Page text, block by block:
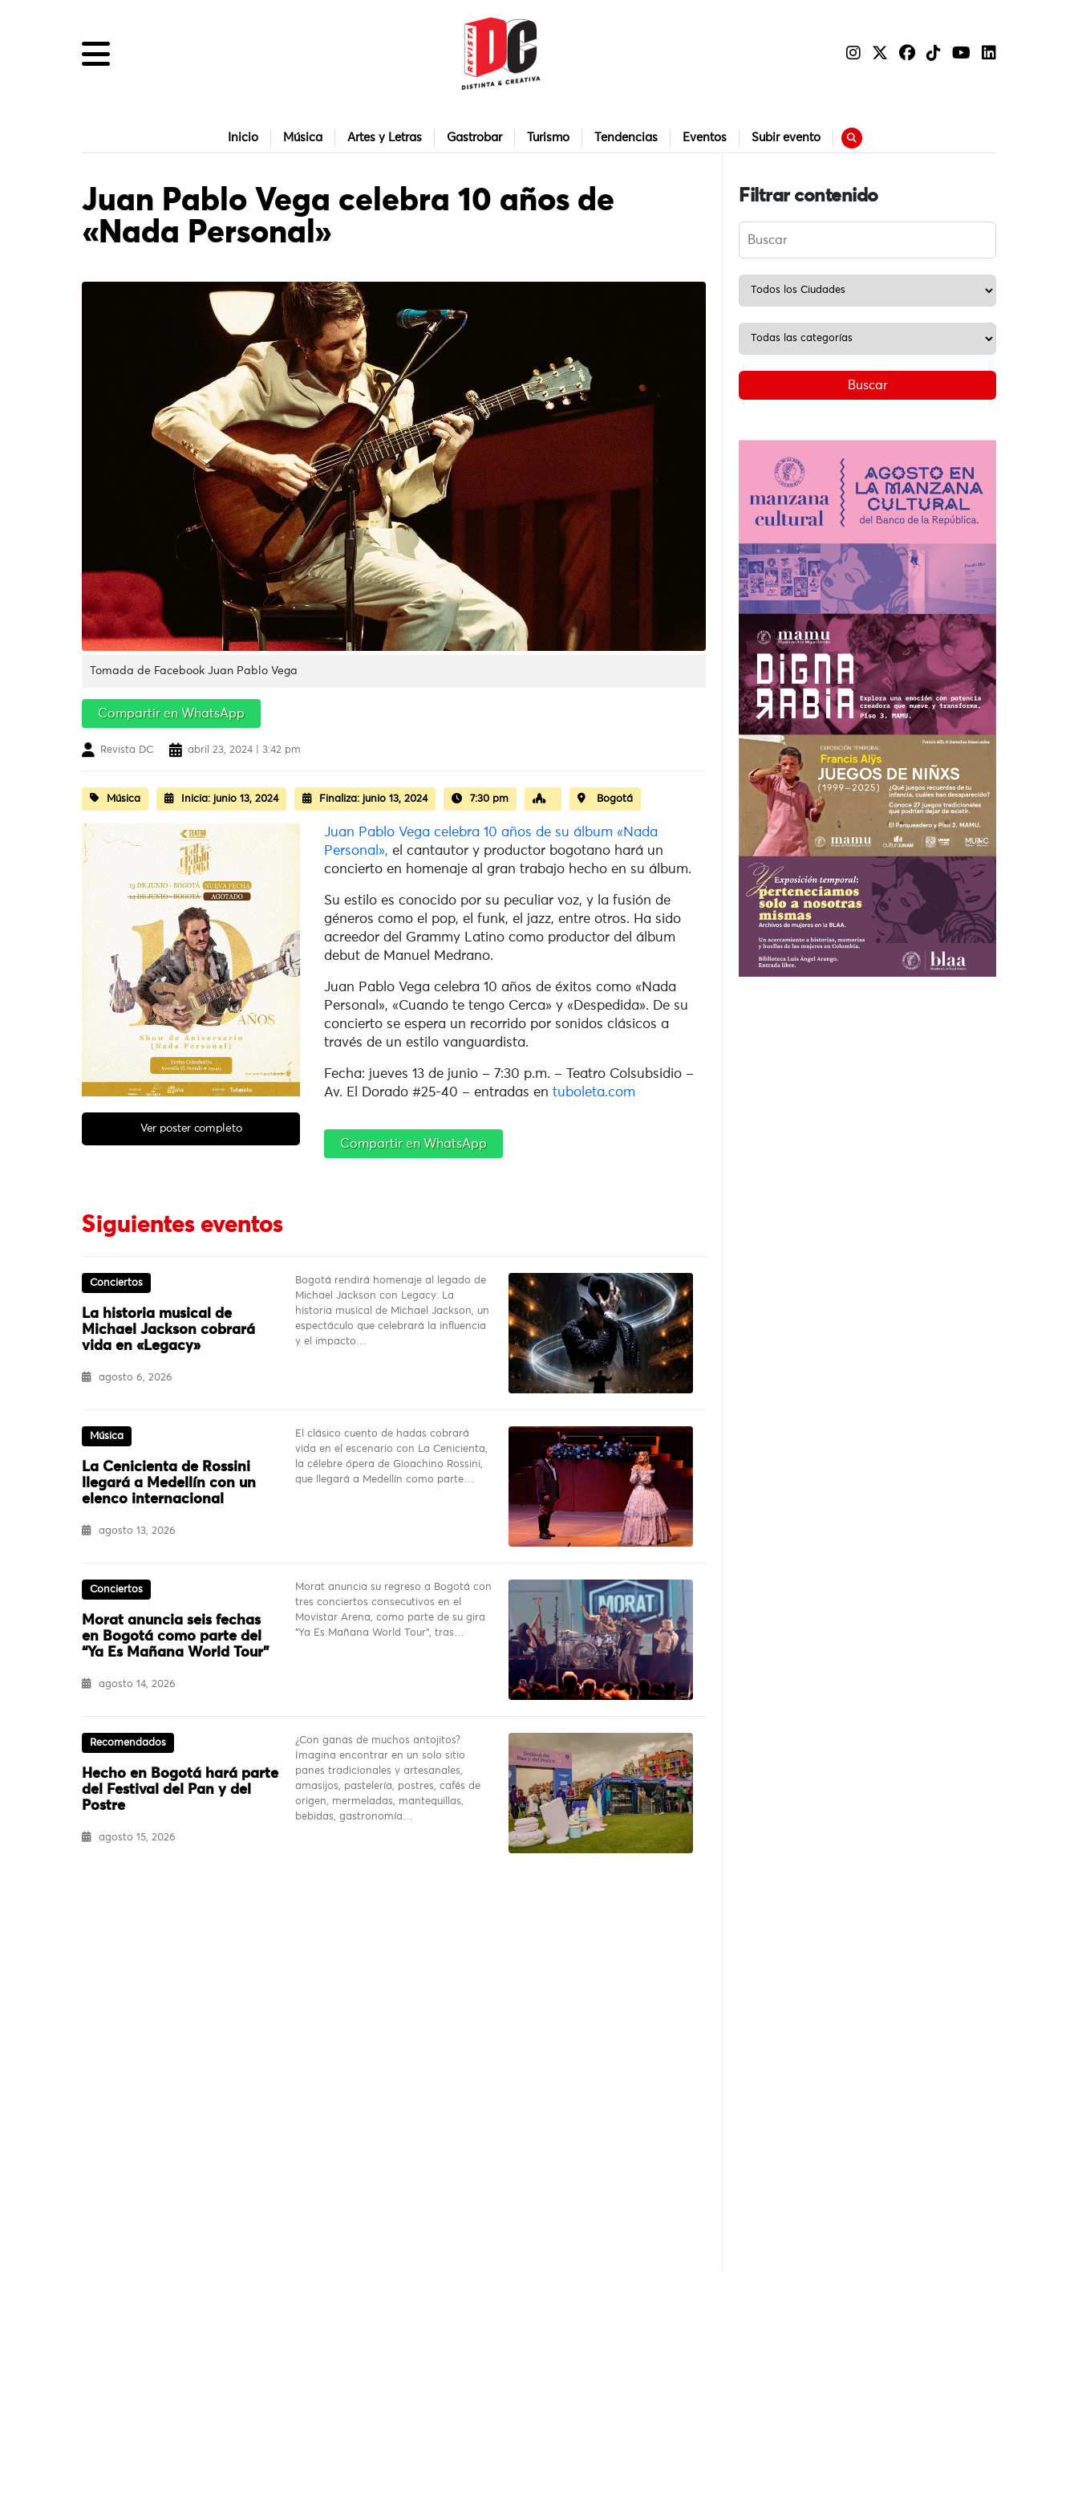
Inicio Música Artes y Letras Gastrobar Turismo Tendencias Eventos Subir evento
Juan Pablo Vega celebra 10 años de
«Nada Personal»
Tomada de Facebook Juan Pablo Vega
Compartir en WhatsApp
Revista DC abril 23, 2024 | 3:42 pm
Música Inicia: junio 13, 2024 Finaliza: junio 13, 2024 7:30 pm Bogotá
Ver poster completo
Juan Pablo Vega celebra 10 años de su álbum «Nada
Personal», el cantautor y productor bogotano hará un
concierto en homenaje al gran trabajo hecho en su álbum.
Su estilo es conocido por su peculiar voz, y la fusión de
géneros como el pop, el funk, el jazz, entre otros. Ha sido
acreedor del Grammy Latinocomo productor del álbum
debut de Manuel Medrano.
Juan Pablo Vega celebra 10 años de éxitos como «Nada
Personal», «Cuando te tengo Cerca» y «Despedida». De su
concierto se espera un recorrido por sonidos clásicos a
través de un estilo vanguardista.
Fecha: jueves 13 de junio – 7:30 p.m. – Teatro Colsubsidio –
Av. El Dorado #25-40 – entradas entuboleta.com
Compartir en WhatsApp
Siguientes eventos
Conciertos
La historia musical de
Michael Jackson cobrará
vida en «Legacy»
agosto 6, 2026
Bogotá rendirá homenaje al legado de
Michael Jackson con Legacy: La
historia musical de Michael Jackson, un
espectáculo que celebrará la influencia
y el impacto…
Música
La Cenicienta de Rossini
llegará a Medellín con un
elenco internacional
agosto 13, 2026
El clásico cuento de hadas cobrará
vida en el escenario con La Cenicienta,
la célebre ópera de Gioachino Rossini,
que llegará a Medellín como parte…
Conciertos
Morat anuncia seis fechas
en Bogotá como parte del
“Ya Es Mañana World Tour”
agosto 14, 2026
Morat anuncia su regreso a Bogotá con
tres conciertos consecutivos en el
Movistar Arena, como parte de su gira
“Ya Es Mañana World Tour”, tras…
Recomendados
Hecho en Bogotá hará parte
del Festival del Pan y del
Postre
agosto 15, 2026
¿Con ganas de muchos antojitos?
Imagina encontrar en un solo sitio
panes tradicionales y artesanales,
amasijos, pastelería, postres, cafés de
origen, mermeladas, mantequillas,
bebidas, gastronomía…
Filtrar contenido